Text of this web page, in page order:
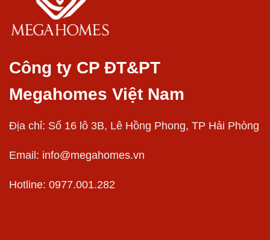
Công ty CP ĐT&PT
Megahomes Việt Nam
Địa chỉ: Số 16 lô 3B, Lê Hồng Phong, TP Hải Phòng
Email: info@megahomes.vn
Hotline: 0977.001.282